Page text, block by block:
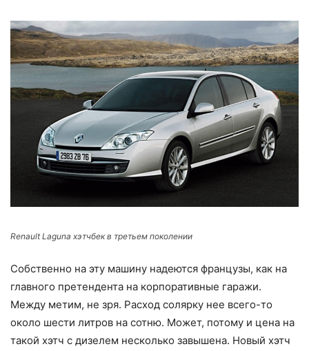
Renault Laguna хэтчбек в третьем поколении
Собственно на эту машину надеются французы, как на
главного претендента на корпоративные гаражи.
Между метим, не зря. Расход солярку нее всего-то
около шести литров на сотню. Может, потому и цена на
такой хэтч с дизелем несколько завышена. Новый хэтч